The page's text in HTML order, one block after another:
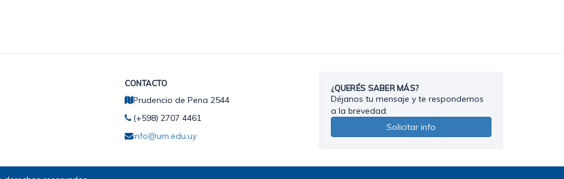
CONTACTO
Prudencio de Pena 2544
(+598) 2707 4461
info@um.edu.uy
¿QUERÉS SABER MÁS?
Déjanos tu mensaje y te respondemos
a la brevedad.
Solicitar info